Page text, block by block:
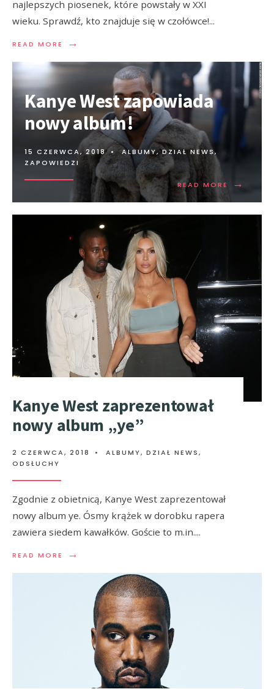
najlepszych piosenek, które powstały w XXI
wieku. Sprawdź, kto znajduje się w czołówce!...
READ MORE →
Kanye West zapowiada
nowy album!
15 CZERWCA, 2018 • ALBUMY,DZIAŁ NEWS,
ZAPOWIEDZI
READ MORE →
Kanye West zaprezentował
nowy album „ye”
2 CZERWCA, 2018 • ALBUMY, DZIAŁ NEWS,
ODSŁUCHY
Zgodnie z obietnicą, Kanye West zaprezentował
nowy album ye. Ósmy krążek w dorobku rapera
zawiera siedem kawałków. Goście to m.in....
READ MORE →